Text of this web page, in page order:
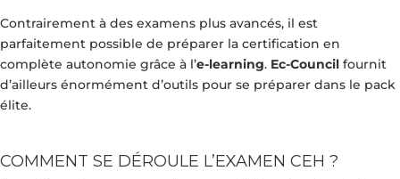
Contrairement à des examens plus avancés, il est
parfaitement possible de préparer la certification en
complète autonomie grâce à l’e-learning. Ec-Council fournit
d’ailleurs énormément d’outils pour se préparer dans le pack
élite.
COMMENT SE DÉROULE L’EXAMEN CEH ?